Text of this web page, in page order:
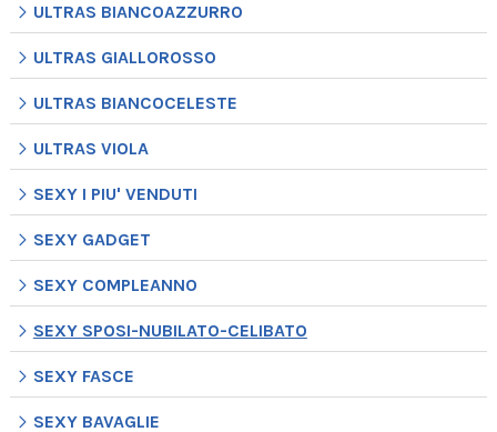
ULTRAS BIANCOAZZURRO
ULTRAS GIALLOROSSO
ULTRAS BIANCOCELESTE
ULTRAS VIOLA
SEXY I PIU' VENDUTI
SEXY GADGET
SEXY COMPLEANNO
SEXY SPOSI-NUBILATO-CELIBATO
SEXY FASCE
SEXY BAVAGLIE